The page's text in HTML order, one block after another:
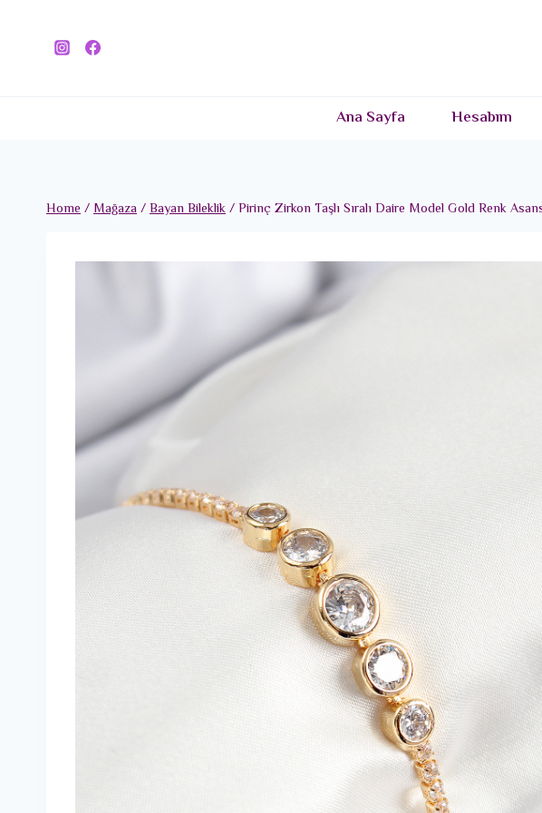
Ana Sayfa Hesabım
Home/Mağaza/Bayan Bileklik/Pirinç Zirkon Taşlı Sıralı Daire Model Gold Renk